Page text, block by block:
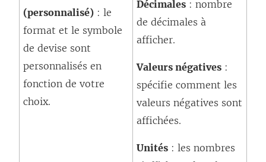
(personnalisé) : le
format et le symbole
de devise sont
personnalisés en
fonction de votre
choix.
Décimales : nombre
de décimales à
afficher.
Valeurs négatives :
spécifie comment les
valeurs négatives sont
affichées.
Unités : les nombres